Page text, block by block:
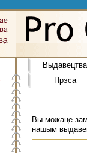
Выдавецтва
Прэса
Вы можаце
нашым